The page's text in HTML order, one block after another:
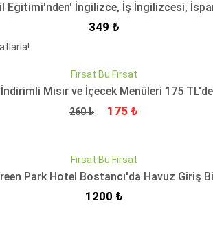
QUICKVIEW
Eğitimi'nden' İngilizce, İş İngilizcesi,
İndirimli Fiyat
349 ₺
QUICKVIEW
Fırsat Bu Fırsat
Mısır ve İçecek Menüleri 175
Fiyat
260 ₺ İndirimli Fiyat
175 ₺
QUICKVIEW
Fırsat Bu Fırsat
Park Hotel Bostancı'da Havuz Giriş
İndirimli Fiyat
1200 ₺